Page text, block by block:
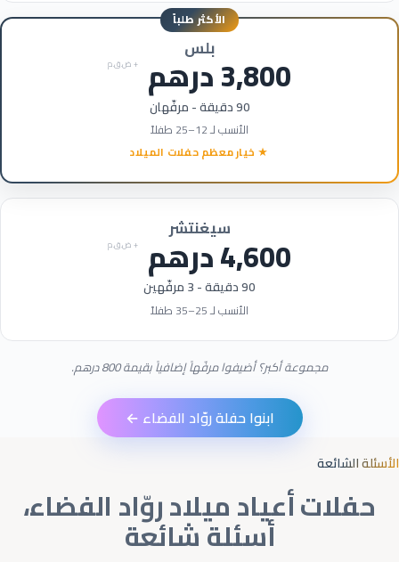
بلس
3,800درهم + ض.ق.م
90دقيقة - مرفّهان
الأنسب لـ12
–
25 طفلاً
★ خيار معظم حفلات الميلاد
سيغنتشر
4,600درهم + ض.ق.م
90دقيقة -3مرفّهين
الأنسب لـ25
–
35 طفلاً
مجموعة أكبر؟ أضيفوا مرفّهاً إضافياً بقيمة800درهم.
ابنوا حفلة روّاد الفضاء ←
الأسئلة الشائعة
حفلات أعياد ميلاد روّاد الفضاء،
أسئلة شائعة